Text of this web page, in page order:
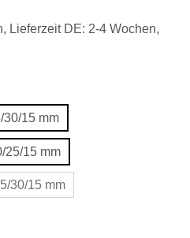
Lieferzeit DE: 2-4 Wochen,
30/15 mm
25/15 mm
30/15 mm